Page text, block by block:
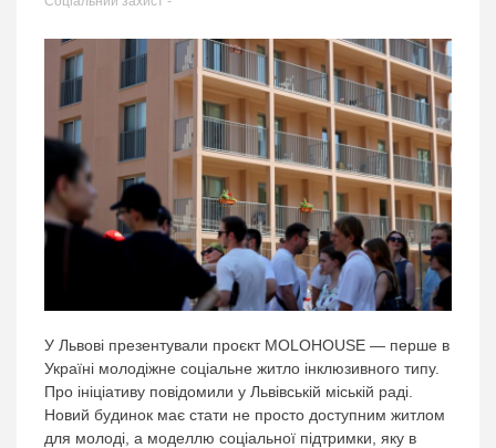
У Львові презентували проєкт MOLOHOUSE — перше в
Україні молодіжне соціальне житло інклюзивного типу.
Про ініціативу повідомили у Львівській міській раді.
Новий будинок має стати не просто доступним житлом
для молоді, а моделлю соціальної підтримки, яку в